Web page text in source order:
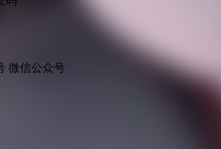
微信公众号